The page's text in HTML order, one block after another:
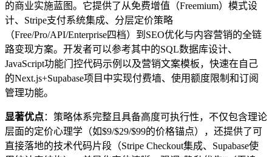
的商业实施蓝图。它提供了从免费增值（Freemium）模式设
计、Stripe支付系统集成、分层定价策略
（Free/Pro/API/Enterprise四档）到SEO优化与内容营销的全链
路变现方案。开发者可以参考其中的SQL数据库设计、
JavaScript功能门控代码示例以及营销文案模板，快速在自己
的Next.js+Supabase项目中实现付费墙、使用额度限制和订阅
管理功能。
显著优点：策略体系完整且具备高度可执行性，不仅包含理论
层面的定价心理学（如$9/$29/$99的价格锚点），还提供了可
直接落地的技术代码片段（Stripe Checkout集成、Supabase使